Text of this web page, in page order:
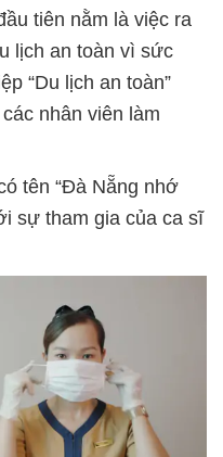
tiên nằm là việc ra
lịch an toàn vì sức
“Du lịch an toàn”
nhân viên làm
tên “Đà Nẵng nhớ
sự tham gia của ca sĩ